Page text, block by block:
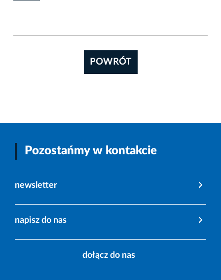
POWRÓT
Pozostańmy w kontakcie
newsletter
napisz do nas
dołącz do nas